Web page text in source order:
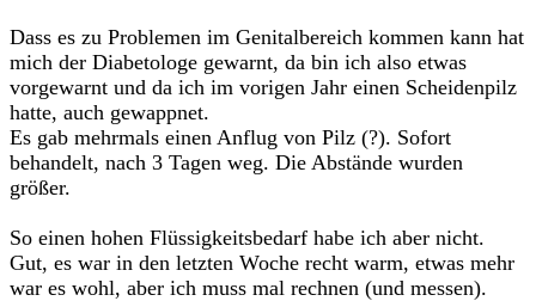
Dass es zu Problemen im Genitalbereich kommen kann hat
mich der Diabetologe gewarnt, da bin ich also etwas
vorgewarnt und da ich im vorigen Jahr einen Scheidenpilz
hatte, auch gewappnet.
Es gab mehrmals einen Anflug von Pilz (?). Sofort
behandelt, nach 3 Tagen weg. Die Abstände wurden
größer.
So einen hohen Flüssigkeitsbedarf habe ich aber nicht.
Gut, es war in den letzten Woche recht warm, etwas mehr
war es wohl, aber ich muss mal rechnen (und messen).